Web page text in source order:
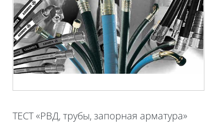
ТЕСТ «РВД, трубы, запорная арматура»